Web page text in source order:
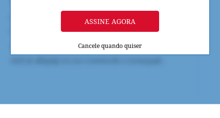
ASSINE AGORA
Cancele quando quiser